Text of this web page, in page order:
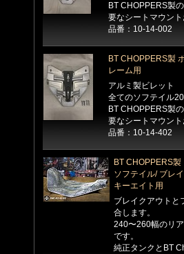
BT CHOPPERS製
要なシートマウン
品番：10-14-002
BT CHOPPERS製
レーム用
アルミ製ビレット
全てのソフテイル
BT CHOPPERS製
要なシートマウン
品番：10-14-402
BT CHOPPERS
ソフテイル/ ブレ
キーエイト用
ブレイクアウトと
合します。
240〜260幅のリ
です。
純正タンクとBT